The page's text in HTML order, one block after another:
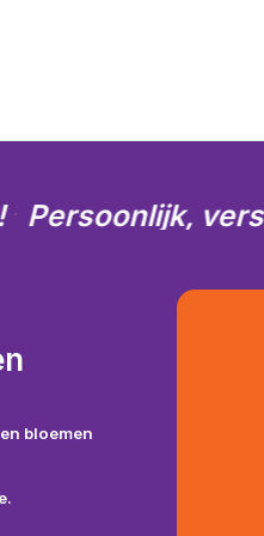
· Persoonlijk,
bloemen